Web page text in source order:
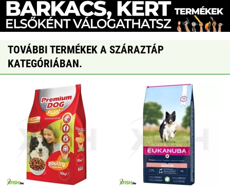
TOVÁBBI TERMÉKEK A SZÁRAZTÁP
KATEGÓRIÁBAN.